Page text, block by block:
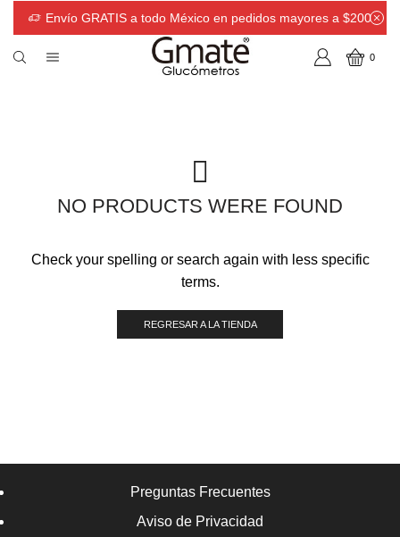
Envío GRATIS a todo México en pedidos mayores a $200
0
NO PRODUCTS WERE FOUND
Check your spelling or search again with less specific
terms.
REGRESAR A LA TIENDA
Preguntas Frecuentes
Aviso de Privacidad